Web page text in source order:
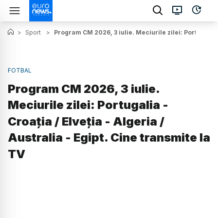
> Sport > Program CM 2026, 3 iulie. Meciurile zilei:
FOTBAL
Program CM 2026, 3 iulie.
Meciurile zilei: Portugalia -
Croația / Elveția - Algeria /
Australia - Egipt. Cine transmite la
TV